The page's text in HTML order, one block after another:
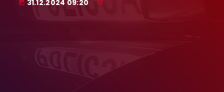
today 31.12.2024 09:20